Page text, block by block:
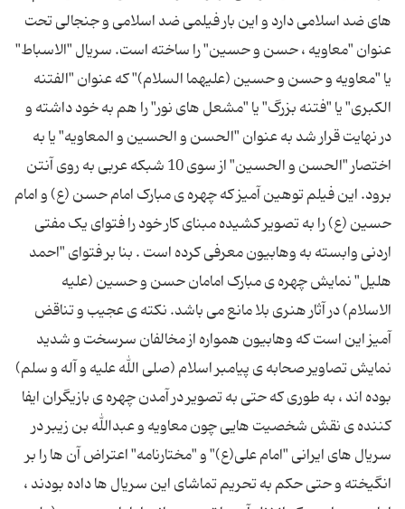
های ضد اسلامی دارد و این بار فیلمی ضد اسلامی و جنجالی تحت
عنوان "معاویه ، حسن و حسین" را ساخته است. سریال "الاسباط"
یا "معاویه و حسن و حسین (علیهما‌ السلام)" كه عنوان "الفتنه
الكبری" یا "فتنه بزرگ" یا "مشعل‌ های نور" را هم به خود داشته و
در نهایت قرار شد به عنوان "الحسن و الحسین و المعاویه" یا به
اختصار "الحسن و الحسین" از سوی 10 شبكه عربی به روی آنتن
برود. این فیلم توهین آمیز که چهره ی مبارک امام حسن (ع) و امام
حسین (ع) را به تصویر کشیده مبنای کار خود را فتوای یک مفتی
اردنی وابسته به وهابیون معرفی کرده است . بنا بر فتوای "احمد
هلیل" نمایش چهره ی مبارک امامان حسن و حسین (علیه
الاسلام) در آثار هنری بلا مانع می باشد. نکته ی عجیب و تناقض
آمیز این است که وهابیون همواره از مخالفان سرسخت و شدید
نمایش تصاویر صحابه ی پیامبر اسلام (صلی ‌الله علیه و آله و سلم)
بوده اند ، به طوری که حتی به تصویر در آمدن چهره ی بازیگران ایفا
کننده ی نقش شخصیت هایی چون معاویه و عبدالله بن زیبر در
سریال های ایرانی "امام علی(ع)" و "مختارنامه" اعتراض آن ها را بر
انگیخته و حتی حکم به تحریم تماشای این سریال ها داده بودند ،